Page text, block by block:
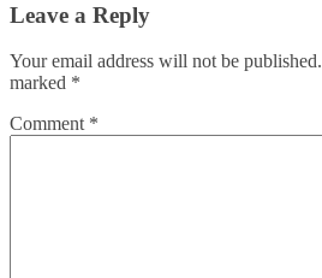
Leave a Reply
Your email address will not be published.
marked *
Comment *